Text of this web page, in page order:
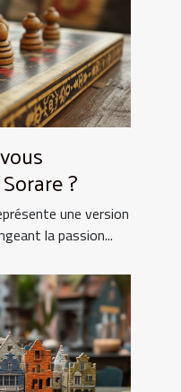
?
une version
la passion...